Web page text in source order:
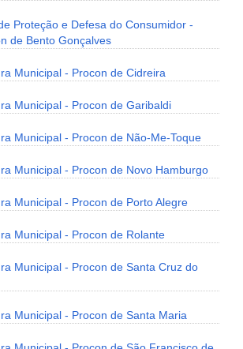
Proteção e Defesa do Consumidor -
de Bento Gonçalves
Municipal - Procon de Cidreira
Municipal - Procon de Garibaldi
Municipal - Procon de Não-Me-Toque
Municipal - Procon de Novo Hamburgo
Municipal - Procon de Porto Alegre
Municipal - Procon de Rolante
Municipal - Procon de Santa Cruz do
Municipal - Procon de Santa Maria